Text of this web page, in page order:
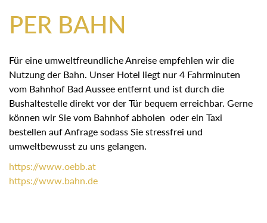
PER BAHN
Für eine umweltfreundliche Anreise empfehlen wir die
Nutzung der Bahn. Unser Hotel liegt nur 4 Fahrminuten
vom Bahnhof Bad Aussee entfernt und ist durch die
Bushaltestelle direkt vor der Tür bequem erreichbar. Gerne
können wir Sie vom Bahnhof abholen oder ein Taxi
bestellen auf Anfrage sodass Sie stressfrei und
umweltbewusst zu uns gelangen.
https://www.oebb.at
https://www.bahn.de